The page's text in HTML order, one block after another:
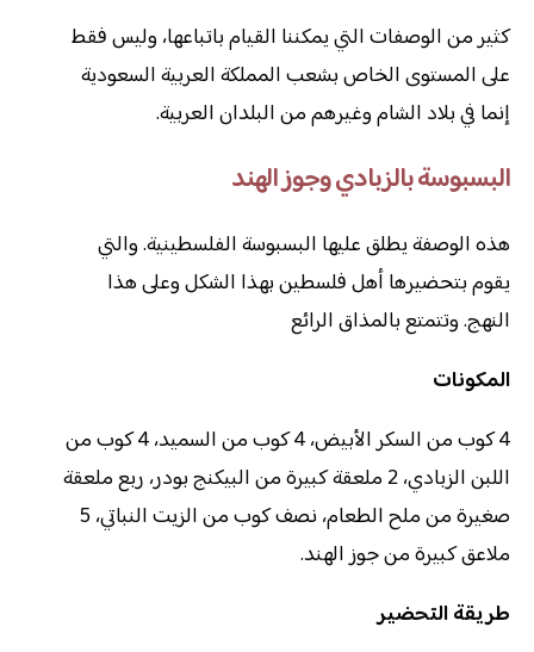
كثير من الوصفات التي يمكننا القيام باتباعها، وليس فقط
على المستوى الخاص بشعب المملكة العربية السعودية
إنما في بلاد الشام وغيرهم من البلدان العربية.
البسبوسة بالزبادي وجوز الهند
هذه الوصفة يطلق عليها البسبوسة الفلسطينية. والتي
يقوم بتحضيرها أهل فلسطين بهذا الشكل وعلى هذا
النهج. وتتمتع بالمذاق الرائع
المكونات
4 كوب من السكر الأبيض، 4 كوب من السميد، 4 كوب من
اللبن الزبادي، 2 ملعقة كبيرة من البيكنج بودر، ربع ملعقة
صغيرة من ملح الطعام، نصف كوب من الزيت النباتي، 5
ملاعق كبيرة من جوز الهند.
طريقة التحضير